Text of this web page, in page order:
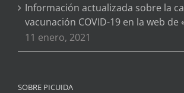
Información actualizada sobre la
vacunación COVID-19 en la web de
11 enero, 2021
SOBRE PICUIDA